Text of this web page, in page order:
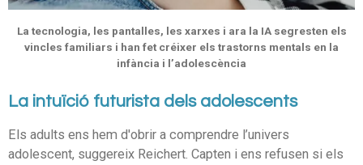
La tecnologia, les pantalles, les xarxes i ara la IA segresten els
vincles familiars i han fet créixer els trastorns mentals en la
infància i l’adolescència
La intuïció futurista dels adolescents
Els adults ens hem d'obrir a comprendre l’univers
adolescent, suggereix Reichert. Capten i ens refusen si els